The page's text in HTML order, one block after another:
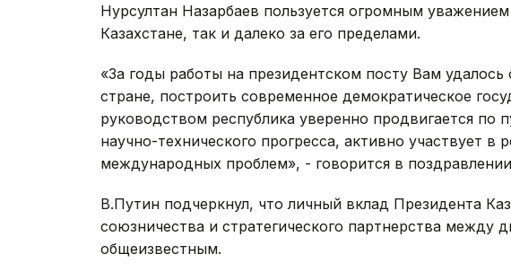
Нурсултан Назарбаев пользуется огромным
Казахстане, так и далеко за его пределами.
«За годы работы на президентском посту Вам удалось
стране, построить современное демократическое
руководством республика уверенно продвигается по
научно-технического прогресса, активно участвует в
международных проблем», - говорится в
В.Путин подчеркнул, что личный вклад Президента
союзничества и стратегического партнерства между
общеизвестным.